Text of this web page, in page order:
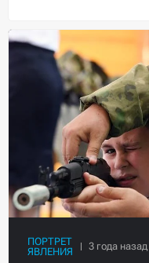
ПОРТРЕТ
ЯВЛЕНИЯ